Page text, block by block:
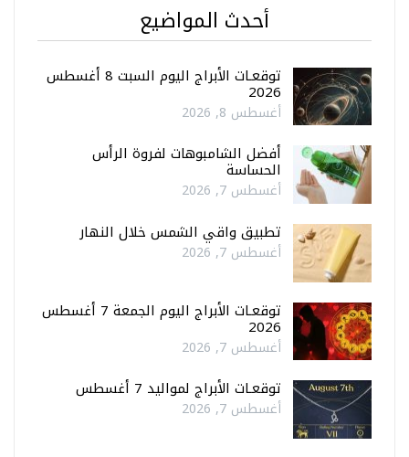
أحدث المواضيع
توقعـات الأبراج اليوم السبت 8 أغسطس
2026
أغسطس 8, 2026
أفضل الشامبوهات لفروة الرأس
الحساسة
أغسطس 7, 2026
تطبيق واقي الشمس خلال النهار
أغسطس 7, 2026
توقعـات الأبراج اليوم الجمعة 7 أغسطس
2026
أغسطس 7, 2026
توقعـات الأبراج لمواليد 7 أغسطس
أغسطس 7, 2026